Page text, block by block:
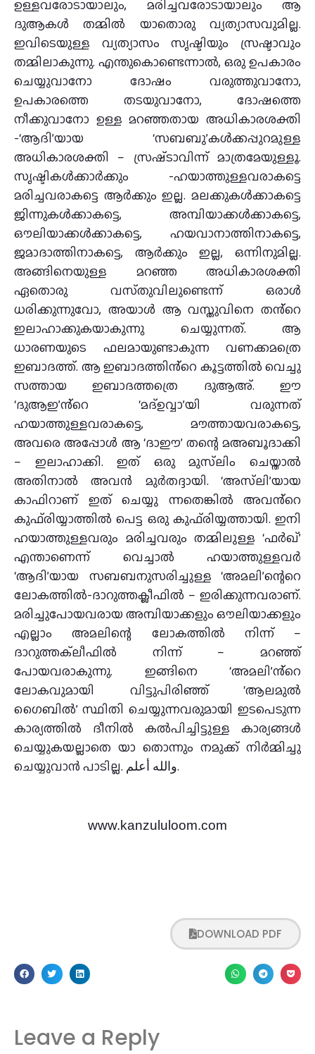
ഉള്ളവരോടായാലും, മരിച്ചവരോടായാലും ആ
ദുആകൾ തമ്മിൽ യാതൊരു വ്യത്യാസവുമില്ല.
ഇവിടെയുള്ള വ്യത്യാസം സൃഷ്ടിയും സ്രഷ്ട‌ാവും
തമ്മിലാകുന്നു. എന്തുകൊണ്ടെന്നാൽ, ഒരു ഉപകാരം
ചെയ്യുവാനോ ദോഷം വരുത്തുവാനോ,
ഉപകാരത്തെ തടയുവാനോ, ദോഷത്തെ
നീക്കുവാനോ ഉള്ള മറഞ്ഞതായ അധികാരശക്തി
-‘ആദി’യായ ‘സബബു’കൾക്കപ്പുറമുള്ള
അധികാരശക്തി – സ്രഷ്‌ടാവിന്ന് മാത്രമേയുള്ളൂ.
സൃഷ്ടികൾക്കാർക്കും -ഹയാത്തുള്ളവരാകട്ടെ
മരിച്ചവരാകട്ടെ ആർക്കും ഇല്ല. മലക്കുകൾക്കാകട്ടെ
ജിന്നുകൾക്കാകട്ടെ, അമ്പിയാക്കൾക്കാകട്ടെ,
ഔലിയാക്കൾക്കാകട്ടെ, ഹയവാനാത്തിനാകട്ടെ,
ജമാദാത്തിനാകട്ടെ, ആർക്കും ഇല്ല, ഒന്നിനുമില്ല.
അങ്ങിനെയുള്ള മറഞ്ഞ അധികാരശക്തി
ഏതൊരു വസ്‌തുവിലുണ്ടെന്ന് ഒരാൾ
ധരിക്കുന്നുവോ, അയാൾ ആ വസ്തുവിനെ തൻ്റെ
ഇലാഹാക്കുകയാകുന്നു ചെയ്യുന്നത്. ആ
ധാരണയുടെ ഫലമായുണ്ടാകുന്ന വണക്കമത്രെ
ഇബാദത്ത്. ആ ഇബാദത്തിൻ്റെ കൂട്ടത്തിൽ വെച്ചു
സത്തായ ഇബാദത്തത്രെ ദുആഅ്. ഈ
‘ദുആഇ’ൻ്റെ ‘മദ്ഉവ്വാ’യി വരുന്നത്
ഹയാത്തുള്ളവരാകട്ടെ, മൗത്തായവരാകട്ടെ,
അവരെ അപ്പോൾ ആ ‘ദാഈ’ തന്റെ മഅബൂദാക്കി
– ഇലാഹാക്കി. ഇത് ഒരു മുസ്‌ലിം ചെയ്താൽ
അതിനാൽ അവൻ മുർതദ്ദായി. ‘അസ്‌ലി’യായ
കാഫിറാണ് ഇത് ചെയ്യു ന്നതെങ്കിൽ അവൻ്റെ
കുഫ്‌രിയ്യാത്തിൽ പെട്ട ഒരു കുഫ്‌രിയ്യത്തായി. ഇനി
ഹയാത്തുള്ളവരും മരിച്ചവരും തമ്മിലുള്ള ‘ഫർഖ്’
എന്താണെന്ന് വെച്ചാൽ ഹയാത്തുള്ളവർ
‘ആദി’യായ സബബനുസരിച്ചുള്ള ‘അമലി’ന്റെറെ
ലോകത്തിൽ-ദാറുത്തക്ലീഫിൽ – ഇരിക്കുന്നവരാണ്.
മരിച്ചുപോയവരായ അമ്പിയാക്കളും ഔലിയാക്കളും
എല്ലാം അമലിന്റെ ലോകത്തിൽ നിന്ന് –
ദാറുത്തക്‌ലീഫിൽ നിന്ന് – മറഞ്ഞ്
പോയവരാകുന്നു. ഇങ്ങിനെ ‘അമലി’ൻ്റെ
ലോകവുമായി വിട്ടുപിരിഞ്ഞ് ‘ആലമുൽ
ഗൈബിൽ’ സ്ഥിതി ചെയ്യുന്നവരുമായി ഇടപെടുന്ന
കാര്യത്തിൽ ദീനിൽ കൽപിച്ചിട്ടുള്ള കാര്യങ്ങൾ
ചെയ്യുകയല്ലാതെ യാ തൊന്നും നമുക്ക് നിർമ്മിച്ചു
ചെയ്യുവാൻ പാടില്ല. والله أعلم.
www.kanzululoom.com
DOWNLOAD PDF
Leave a Reply